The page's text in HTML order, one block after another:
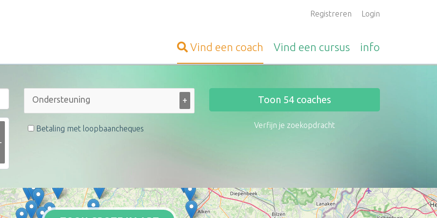
Registreren Login
Vind een coach Vind een cursus info
+
Betaling met loopbaancheques
Toon 54 coaches
Verfijn je zoekopdracht